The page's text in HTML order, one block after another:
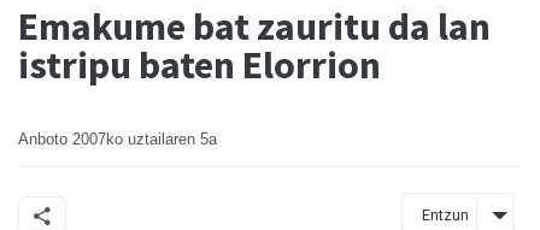
Emakume bat zauritu da lan
istripu baten Elorrion
Anboto 2007ko uztailaren 5a
Entzun